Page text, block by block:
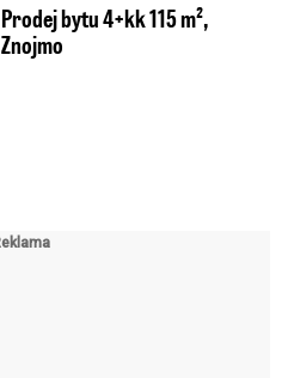
Prodej bytu 4+kk 115 m²,
Znojmo